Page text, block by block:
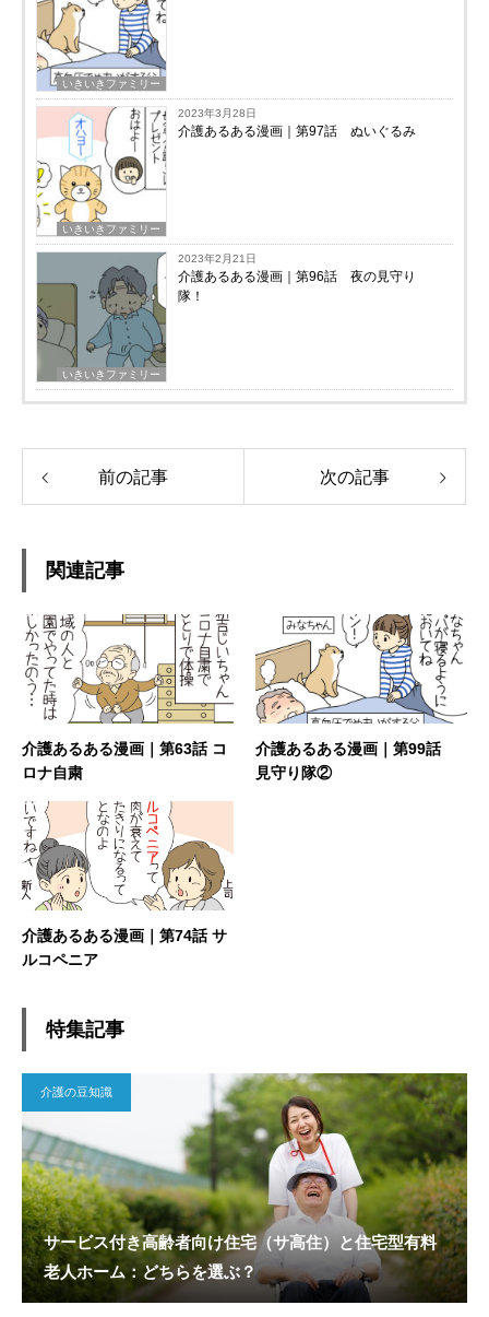
いきいきファミリー
いきいきファミリー
2023年3月28日
介護あるある漫画｜第97話 ぬいぐるみ
いきいきファミリー
2023年2月21日
介護あるある漫画｜第96話 夜の見守り
隊！
前の記事 次の記事
関連記事
介護あるある漫画｜第63話 コ
ロナ自粛
介護あるある漫画｜第99話
見守り隊②
介護あるある漫画｜第74話 サ
ルコペニア
特集記事
介護の豆知識
サービス付き高齢者向け住宅（サ高住）と住宅型有料
老人ホーム：どちらを選ぶ？